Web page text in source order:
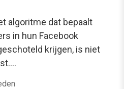
algoritme dat bepaalt
in hun Facebook
krijgen, is niet